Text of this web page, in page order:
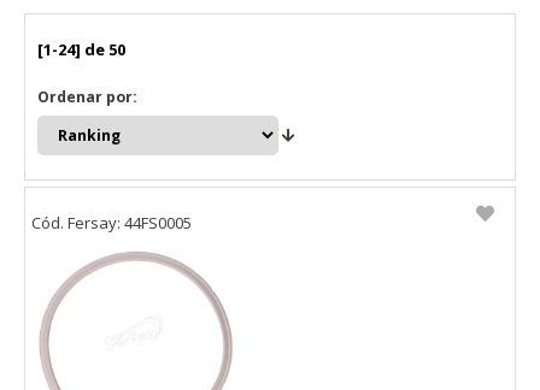
[1-24] de 50
Ordenar por:
Cód. Fersay: 44FS0005